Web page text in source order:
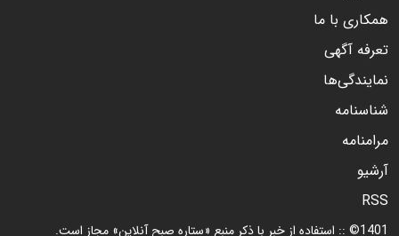
همکاری با ما
تعرفه آگهی
نمایندگی‌ها
شناسنامه
مرامنامه
آرشیو
RSS
1401© :: استفاده از خبر با ذکر منبع «ستاره صبح آنلاین» مجاز است.